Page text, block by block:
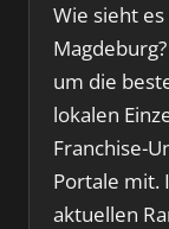
Wie sieht
um die
lokalen
Franchise-
Portale mit.
aktuellen